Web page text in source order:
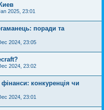
2025, 23:01
поради та
2024, 23:05
2024, 23:02
конкуренція чи
2024, 23:01